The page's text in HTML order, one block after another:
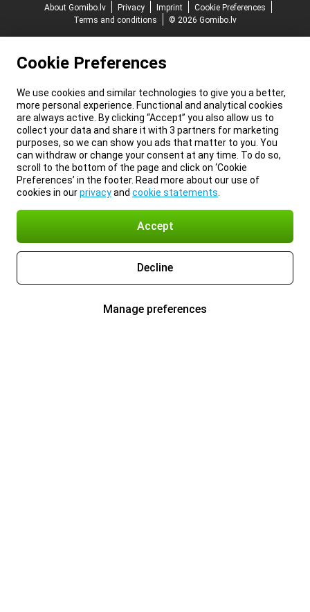
About Gomibo.lv
Privacy Imprint
Cookie Preferences
Terms and conditions
© 2026 Gomibo.lv
Cookie Preferences
We use cookies and similar technologies to give you a better,
more personal experience. Functional and analytical cookies
are always active. By clicking “Accept” you also allow us to
collect your data and share it with 3 partners for marketing
purposes, so we can show you ads that matter to you. You
can withdraw or change your consent at any time. To do so,
scroll to the bottom of the page and click on ‘Cookie
Preferences’ in the footer. Read more about our use of
cookies in ourprivacyand cookie statements
Accept
Decline
Manage preferences